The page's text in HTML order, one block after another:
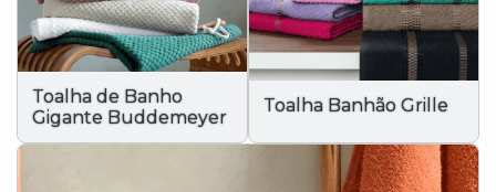
Toalha de Banho
Gigante Buddemeyer
Toalha Banhão Grille